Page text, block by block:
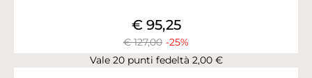
€ 127,00 -25%
€ 95,25
Vale 20 punti fedeltà 2,00 €